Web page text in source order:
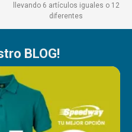
llevando 6 artículos iguales o 12
diferentes
BLOG!